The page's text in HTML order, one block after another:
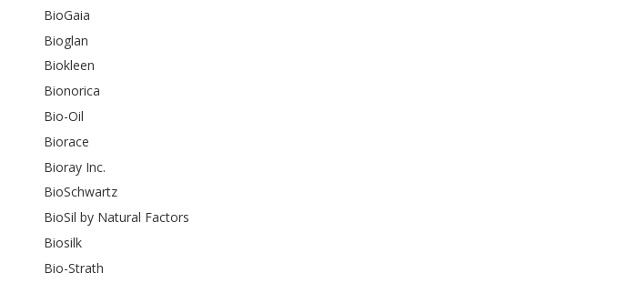
BioGaia
Bioglan
Biokleen
Bionorica
Bio-Oil
Biorace
Bioray Inc.
BioSchwartz
BioSil by Natural Factors
Biosilk
Bio-Strath